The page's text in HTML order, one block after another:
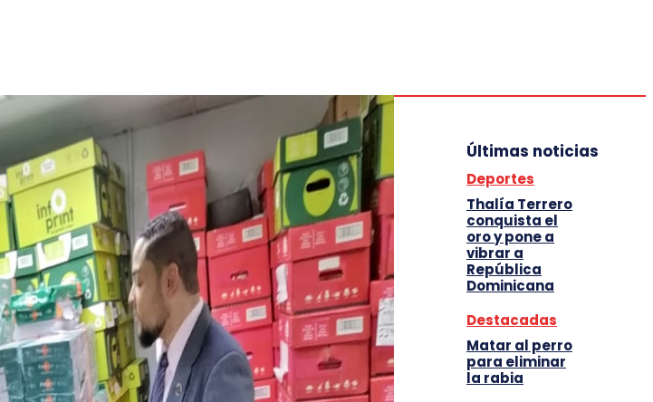
Últimas noticias
Deportes
Thalía Terrero
conquista el
oro y pone a
vibrar a
República
Dominicana
Destacadas
Matar al perro
para eliminar
la rabia